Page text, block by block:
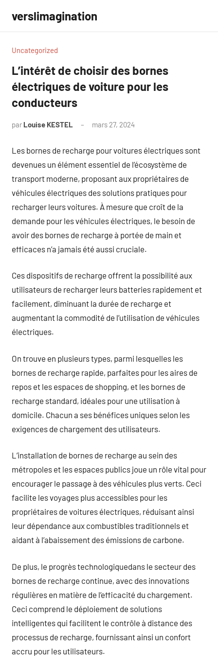
contenu
verslimagination
Uncategorized
L’intérêt de choisir des bornes
électriques de voiture pour les
conducteurs
par Louise KESTEL mars 27, 2024
Les bornes de recharge pour voitures électriques sont
devenues un élément essentiel de l’écosystème de
transport moderne, proposant aux propriétaires de
véhicules électriques des solutions pratiques pour
recharger leurs voitures. À mesure que croît de la
demande pour les véhicules électriques, le besoin de
avoir des bornes de recharge à portée de main et
efficaces n’a jamais été aussi cruciale.
Ces dispositifs de recharge offrent la possibilité aux
utilisateurs de recharger leurs batteries rapidement et
facilement, diminuant la durée de recharge et
augmentant la commodité de l’utilisation de véhicules
électriques.
On trouve en plusieurs types, parmi lesquelles les
bornes de recharge rapide, parfaites pour les aires de
repos et les espaces de shopping, et les bornes de
recharge standard, idéales pour une utilisation à
domicile. Chacun a ses bénéfices uniques selon les
exigences de chargement des utilisateurs.
L’installation de bornes de recharge au sein des
métropoles et les espaces publics joue un rôle vital pour
encourager le passage à des véhicules plus verts. Ceci
facilite les voyages plus accessibles pour les
propriétaires de voitures électriques, réduisant ainsi
leur dépendance aux combustibles traditionnels et
aidant à l’abaissement des émissions de carbone.
De plus, le progrès technologiquedans le secteur des
bornes de recharge continue, avec des innovations
régulières en matière de l’efficacité du chargement.
Ceci comprend le déploiement de solutions
intelligentes qui facilitent le contrôle à distance des
processus de recharge, fournissant ainsi un confort
accru pour les utilisateurs.